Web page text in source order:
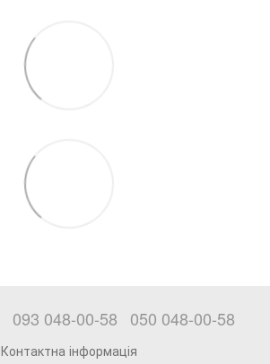
093 048-00-58 050 048-00-58
Контактна інформація